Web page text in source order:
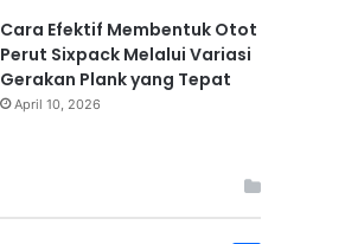
Cara Efektif Membentuk Otot
Perut Sixpack Melalui Variasi
Gerakan Plank yang Tepat
April 10, 2026